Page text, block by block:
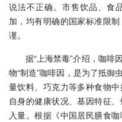
说法不正确。市售饮品、食
加，均有明确的国家标准限
谨。
据“上海禁毒”介绍，咖啡
物“制造”咖啡因，是为了抵御
量饮料、巧克力等多种食物
自身的健康状况、基因特征
入量。根据《中国居民膳食